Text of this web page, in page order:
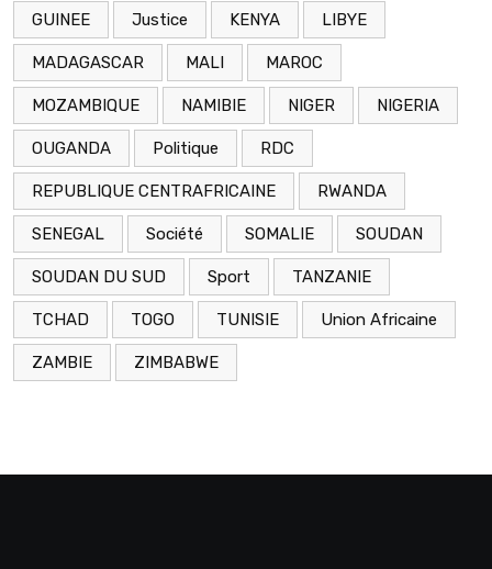
GUINEE Justice KENYA LIBYE
MADAGASCAR MALI MAROC
MOZAMBIQUE NAMIBIE NIGER NIGERIA
OUGANDA Politique RDC
REPUBLIQUE CENTRAFRICAINE RWANDA
SENEGAL Société SOMALIE SOUDAN
SOUDAN DU SUD Sport TANZANIE
TCHAD TOGO TUNISIE Union Africaine
ZAMBIE ZIMBABWE